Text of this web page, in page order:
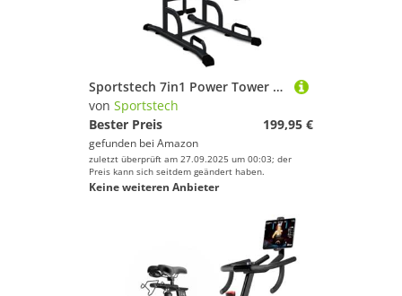
Sportstech 7in1 Power Tower PT300 als Dip Station & Kraftturm, multifunktionale Kraftstation für Zuhause mit Klimmzugstange, Liegestützgriffe und 4 Ösen für TRX, Ropes & Schlingen, Sit-Ups, in schwarz
von Sportstech
Bester Preis
199,95 €
gefunden bei Amazon
zuletzt überprüft am 27.09.2025 um 00:03; der
Preis kann sich seitdem geändert haben.
Keine weiteren Anbieter